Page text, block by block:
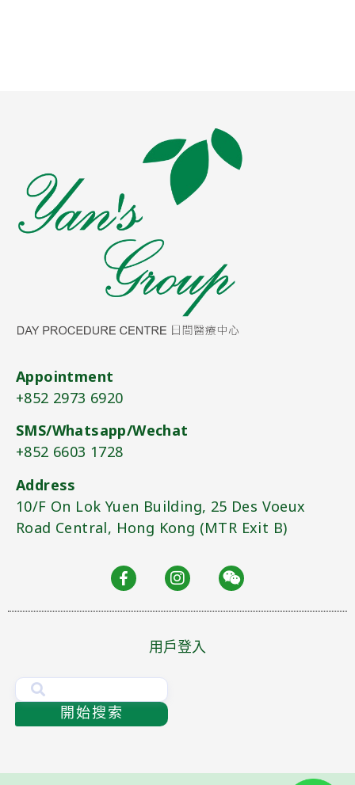
Appointment
+852 2973 6920​
SMS/Whatsapp/Wechat
+852 6603 1728
Address
10/F On Lok Yuen Building, 25 Des Voeux
Road Central, Hong Kong (MTR Exit B)​
用戶登入
開始搜索